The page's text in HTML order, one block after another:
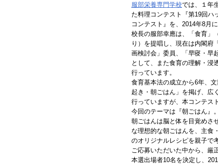
服部栄養専門学校では、１年
た料理コンテスト『第19回ハ
コンテスト』を、2014年8月
校長の服部幸應は、「食育」
り）を提唱し、現在は内閣府
画検討会」委員、「早寝・早
として、また食育の理解・浸
行っています。
食育基本法の成立から6年、
起き・朝ごはん」を掲げ、広
行っていますが、本コンテス
今回のテーマは『朝ごはん』
朝ごはんは脳と体を目覚めさ
な理想的な朝ごはんを、主食
のオリジナルレシピを親子で
ご応募いただいた中から、厳
本選出場者10名を決定し、